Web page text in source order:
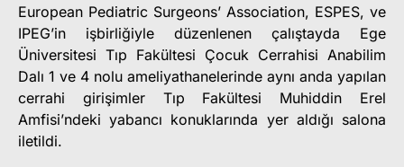
European Pediatric Surgeons’ Association, ESPES, ve
IPEG’in işbirliğiyle düzenlenen çalıştayda Ege
Üniversitesi Tıp Fakültesi Çocuk Cerrahisi Anabilim
Dalı 1 ve 4 nolu ameliyathanelerinde aynı anda yapılan
cerrahi girişimler Tıp Fakültesi Muhiddin Erel
Amfisi’ndeki yabancı konuklarında yer aldığı salona
iletildi.